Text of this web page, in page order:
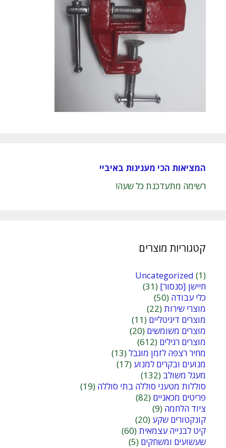
המציאות הכי מענינות באיביי
רשימה מתעדכנת כל שעה!
קטגוריות מוצרים
Uncategorized (1)
חיישן [סנסור] (31)
כלי עבודה (50)
מוצרי שירות(22)
מוצרים דיגיטליים (11)
מוצרים משומשים (20)
מוצרים רגילים (612)
מחיר רצפה לזמן מוגבל(13)
מנועים ובקרים למנוע (17)
מעגל משולב (132)
סוללות מטעני סוללה בתי סוללה (19)
פריטים מכאניים (82)
ציוד הלחמה (9)
קונקטורים שקע (20)
קיט לבנייה עצמאית(60)
שעשועים ומשחקים (5)